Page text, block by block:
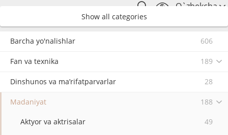
O`zbekcha
Show all categories
Barcha yo'nalishlar 606
Fan va texnika 189
Dinshunos va ma’rifatparvarlar 28
Madaniyat 188
Aktyor va aktrisalar
49